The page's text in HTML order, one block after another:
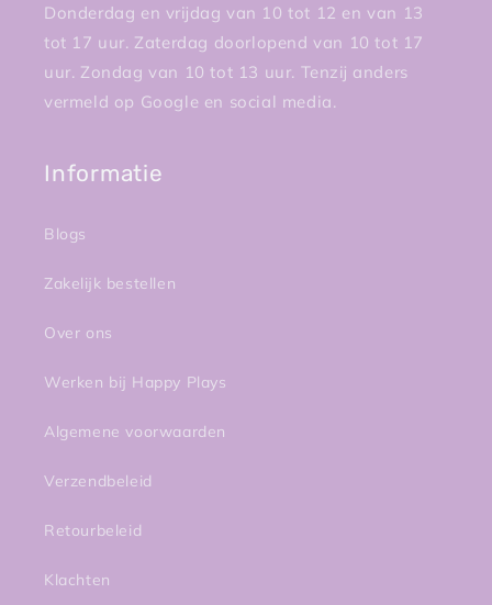
Donderdag en vrijdag van 10 tot 12 en van 13
tot 17 uur. Zaterdag doorlopend van 10 tot 17
uur. Zondag van 10 tot 13 uur. Tenzij anders
vermeld op Google en social media.
Informatie
Blogs
Zakelijk bestellen
Over ons
Werken bij Happy Plays
Algemene voorwaarden
Verzendbeleid
Retourbeleid
Klachten